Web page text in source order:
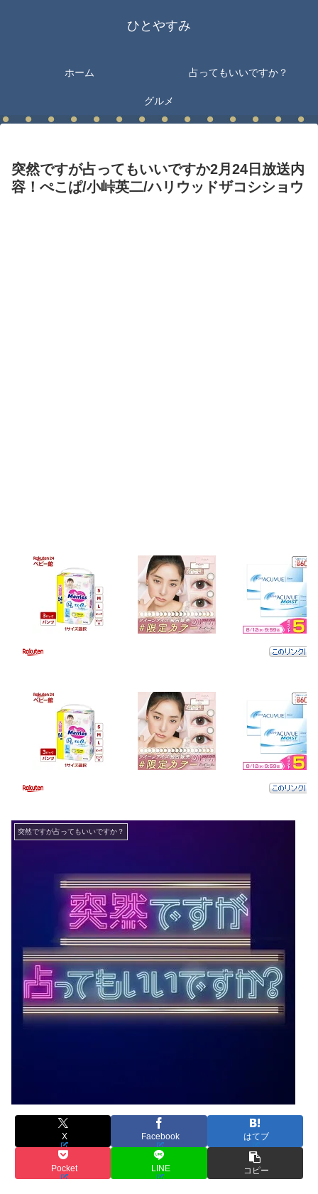
ひとやすみ
ホーム 占ってもいいですか？
グルメ
突然ですが占ってもいいですか2月24日放送内
容！ぺこぱ/小峠英二/ハリウッドザコシショウ
突然ですが占ってもいいですか？
X Facebook はてブ
Pocket LINE コピー